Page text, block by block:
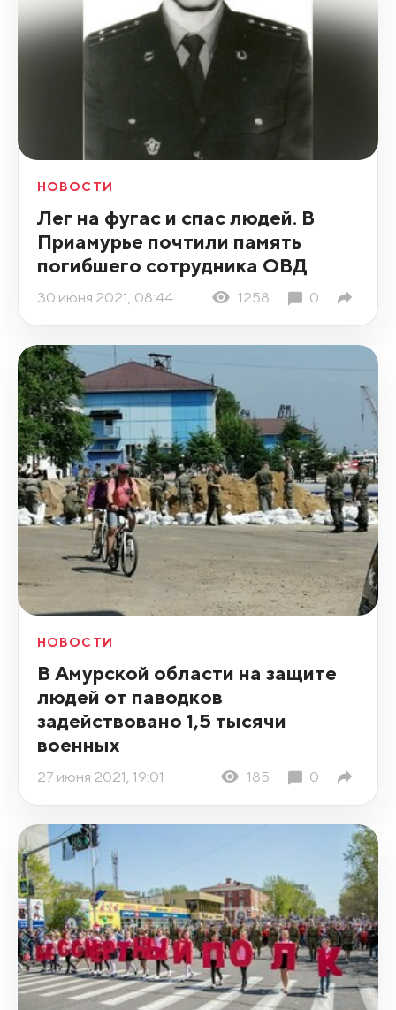
НОВОСТИ
Лег на фугас и спас людей. В
Приамурье почтили память
погибшего сотрудника ОВД
30 июня 2021, 08:44 1258 0
НОВОСТИ
В Амурской области на защите
людей от паводков
задействовано 1,5 тысячи
военных
27 июня 2021, 19:01 185 0